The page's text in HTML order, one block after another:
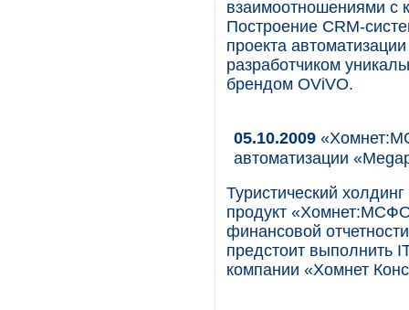
взаимоотношениями с
Построение CRM-
проекта
разработчиком
брендом OViVO.
05.10.2009
автоматизации
Туристический
продукт
финансовой
предстоит выполнить
компании «Хомнет